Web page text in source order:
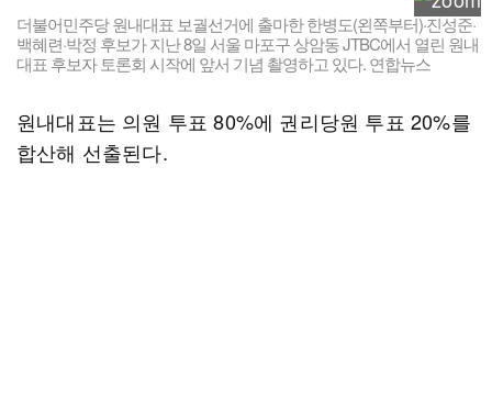
더불어민주당 원내대표 보궐선거에 출마한 한병도(왼쪽부터)·진성준·
백혜련·박정 후보가 지난 8일 서울 마포구 상암동 JTBC에서 열린 원내
대표 후보자 토론회 시작에 앞서 기념 촬영하고 있다. 연합뉴스
원내대표는 의원 투표 80%에 권리당원 투표 20%를
합산해 선출된다.